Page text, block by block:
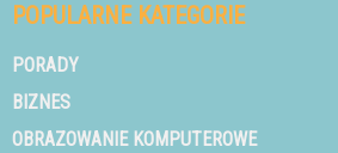
POPULARNE KATEGORIE
PORADY
BIZNES
OBRAZOWANIE KOMPUTEROWE